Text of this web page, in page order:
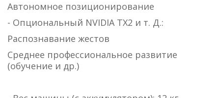
Автономное позиционирование
- Опциональный NVIDIA TX2 и т. Д.:
Распознавание жестов
Среднее профессиональное развитие
(обучение и др.)